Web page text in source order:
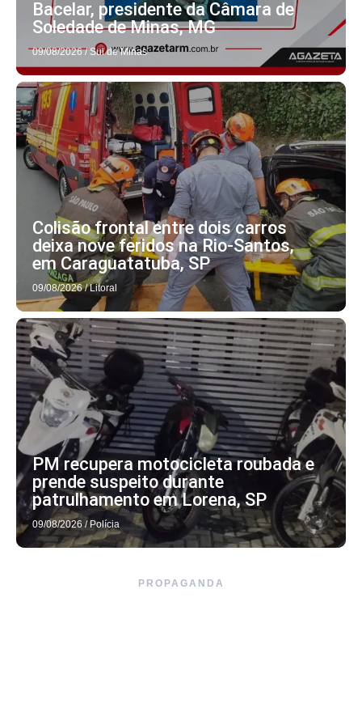
Bacelar, presidente da Câmara de
Soledade de Minas, MG
09/08/2026 / Sul de Minas
Colisão frontal entre dois carros
deixa nove feridos na Rio-Santos,
em Caraguatatuba, SP
09/08/2026 / Litoral
PM recupera motocicleta roubada e
prende suspeito durante
patrulhamento em Lorena, SP
09/08/2026 / Polícia
PROPAGANDA